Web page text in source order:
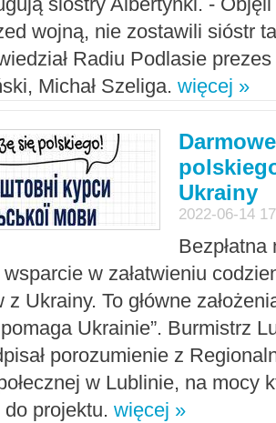
wojną, nie zostawili sióstr
Radiu Podlasie
Michał Szeliga. więcej »
Ukrainy
2022-06-14
w załatwieniu
z Ukrainy. To główne
Ukrainie”. Burmistrz
porozumienie z
w Lublinie, na mocy
do projektu. więcej »